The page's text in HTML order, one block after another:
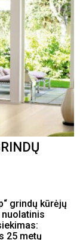
grindų kūrėjų
25 metų